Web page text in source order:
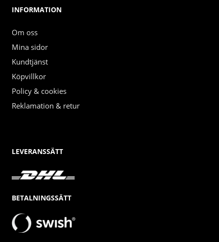
INFORMATION
Om oss
Mina sidor
Kundtjänst
Köpvillkor
Policy & cookies
Reklamation & retur
LEVERANSSÄTT
BETALNINGSSÄTT